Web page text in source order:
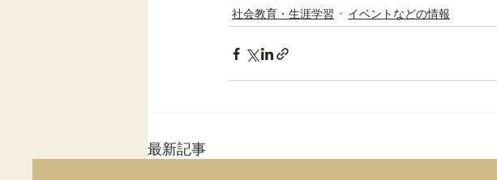
社会教育・生涯学習
イベントなどの情報
最新記事